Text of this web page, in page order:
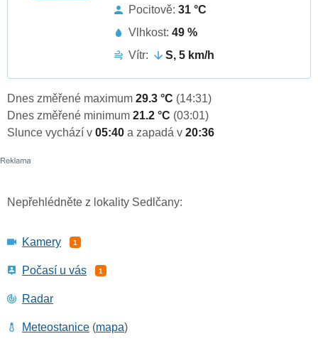
Pocitově: 31 °C
Vlhkost: 49 %
Vítr:
S, 5 km/h
Dnes změřené maximum 29.3 °C (14:31)
Dnes změřené minimum 21.2 °C (03:01)
Slunce vychází v 05:40 a zapadá v 20:36
Nepřehlédněte z lokality Sedlčany:
Kamery 1
Počasí u vás 1
Radar
Meteostanice (mapa)